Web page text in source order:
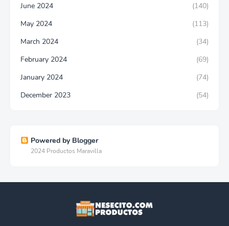
June 2024
(140)
May 2024
(113)
March 2024
(34)
February 2024
(69)
January 2024
(74)
December 2023
(54)
Powered by Blogger
2024 Productos Maravilla